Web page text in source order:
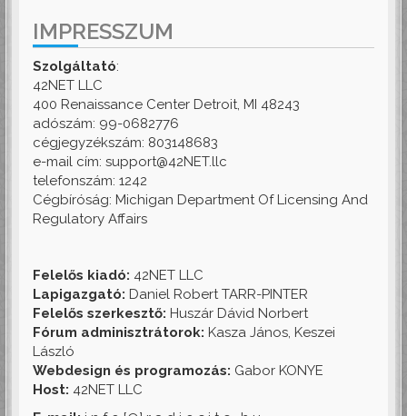
IMPRESSZUM
Szolgáltató:
42NET LLC
400 Renaissance Center Detroit, MI 48243
adószám: 99-0682776
cégjegyzékszám: 803148683
e-mail cím: support@42NET.llc
telefonszám: 1242
Cégbíróság: Michigan Department Of Licensing And
Regulatory Affairs
Felelős kiadó: 42NET LLC
Lapigazgató: Daniel Robert TARR-PINTER
Felelős szerkesztő: Huszár Dávid Norbert
Fórum adminisztrátorok: Kasza János, Keszei
László
Webdesign és programozás: Gabor KONYE
Host: 42NET LLC